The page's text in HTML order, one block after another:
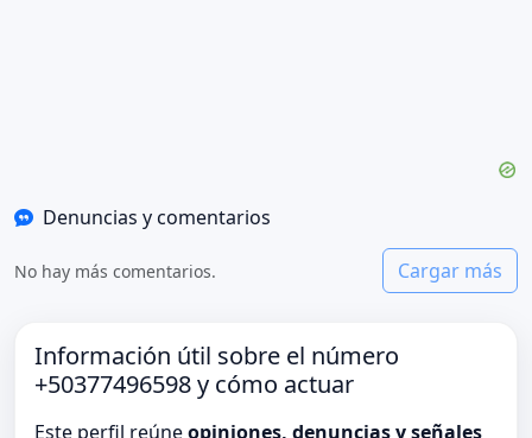
Denuncias y comentarios
No hay más comentarios. Cargar más
Información útil sobre el número
+50377496598 y cómo actuar
Este perfil reúneopiniones, denuncias y señales